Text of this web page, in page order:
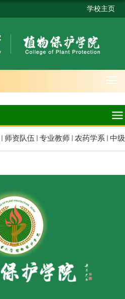
学校主页
师资队伍 专业教师 农药学系 中级